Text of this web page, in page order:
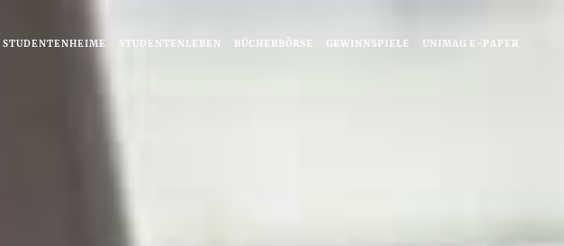
STUDENTENHEIME STUDENTENLEBEN BÜCHERBÖRSE GEWINNSPIELE UNIMAG E-PAPER